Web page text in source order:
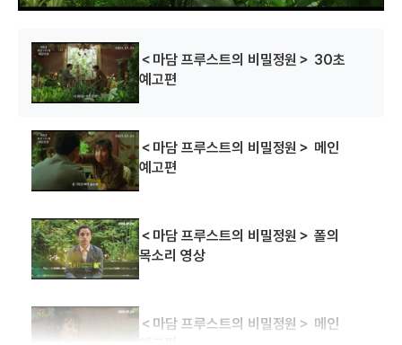
＜마담 프루스트의 비밀정원＞ 30초
예고편
＜마담 프루스트의 비밀정원＞ 메인
예고편
＜마담 프루스트의 비밀정원＞ 폴의
목소리 영상
＜마담 프루스트의 비밀정원＞ 메인